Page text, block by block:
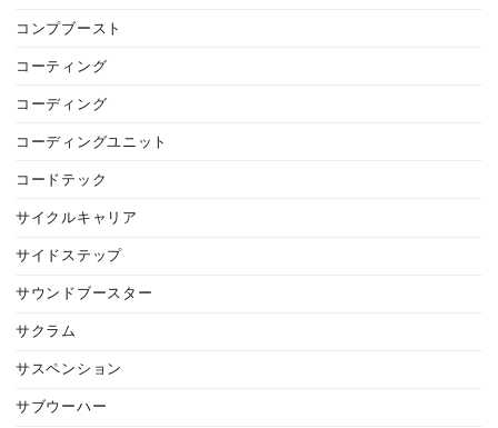
コンプブースト
コーティング
コーディング
コーディングユニット
コードテック
サイクルキャリア
サイドステップ
サウンドブースター
サクラム
サスペンション
サブウーハー